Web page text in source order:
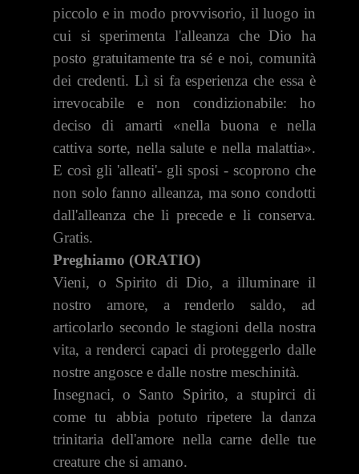
picco­lo e in modo provvisorio, il luogo in
cui si sperimenta l'allean­za che Dio ha
posto gratuitamente tra sé e noi, comunità
dei credenti. Lì si fa esperienza che essa è
irrevocabile e non condizionabile: ho
deciso di amarti «nella buona e nella
cattiva sorte, nella salute e nella malattia».
E così gli 'alleati'- gli sposi - scoprono che
non solo fanno allean­za, ma sono condotti
dall'alleanza che li precede e li con­serva.
Gratis.
Preghiamo (ORATIO)
Vieni, o Spirito di Dio, a illuminare il
nostro amore, a renderlo saldo, ad
articolarlo secondo le stagioni della nostra
vita, a renderci capaci di proteggerlo dalle
nostre angosce e dalle nostre meschinità.
Insegnaci, o Santo Spirito, a stupirci di
come tu abbia potuto ripetere la danza
trinitaria dell'amore nella carne delle tue
creature che si amano.